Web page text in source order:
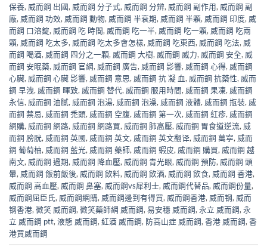
保養, 威而鋼 出國, 威而鋼 分子式, 威而鋼 分辨, 威而鋼 副作用, 威而鋼 副
廠, 威而鋼 功效, 威而鋼 動物, 威而鋼 半衰期, 威而鋼 半顆, 威而鋼 印度, 威
而鋼 口溶錠, 威而鋼 吃 時間, 威而鋼 吃一半, 威而鋼 吃一顆, 威而鋼 吃兩
顆, 威而鋼 吃太多, 威而鋼 吃太多會怎樣, 威而鋼 吃東西, 威而鋼 吃法, 威
而鋼 喝酒, 威而鋼 四分之一顆, 威而鋼 大樹, 威而鋼 威力, 威而鋼 安全, 威
而鋼 安眠藥, 威而鋼 官網, 威而鋼 廣告, 威而鋼 影響, 威而鋼 心得, 威而鋼
心臟, 威而鋼 心臟 影響, 威而鋼 意思, 威而鋼 抗 凝 血, 威而鋼 抗藥性, 威而
鋼 早洩, 威而鋼 暉致, 威而鋼 替代, 威而鋼 服用時間, 威而鋼 果凍, 威而鋼
永信, 威而鋼 油膩, 威而鋼 泡湯, 威而鋼 泡澡, 威而鋼 液體, 威而鋼 瓶裝, 威
而鋼 禁忌, 威而鋼 禿頭, 威而鋼 空腹, 威而鋼 第一次, 威而鋼 紅疹, 威而鋼
網購, 威而鋼 網路, 威而鋼 網路買, 威而鋼 肺高壓, 威而鋼 胃食道逆流, 威
而鋼 膀胱, 威而鋼 英國, 威而鋼 英文, 威而鋼 英文翻译, 威而鋼 萬寧, 威而
鋼 葡萄柚, 威而鋼 藍光, 威而鋼 藥師, 威而鋼 蝦皮, 威而鋼 購買, 威而鋼 越
南文, 威而鋼 過期, 威而鋼 降血壓, 威而鋼 青光眼, 威而鋼 預防, 威而鋼 頭
暈, 威而鋼 飯前飯後, 威而鋼 飲料, 威而鋼 飲酒, 威而鋼 飲食, 威而鋼 香港,
威而鋼 高血壓, 威而鋼 鼻塞, 威而鋼vs犀利士, 威而鋼代替品, 威而鋼份量,
威而鋼屈臣氏, 威而鋼網購, 威而鋼邊到有得買, 威而鋼香港, 威而钢, 威而
钢香港, 微笑 威而鋼, 微笑藥師網 威而鋼, 易安穩 威而鋼, 永立 威而鋼, 永
立 威而鋼 ptt, 液態 威而鋼, 紅酒 威而鋼, 防高山症 威而鋼, 香港 威而鋼, 香
港買威而鋼